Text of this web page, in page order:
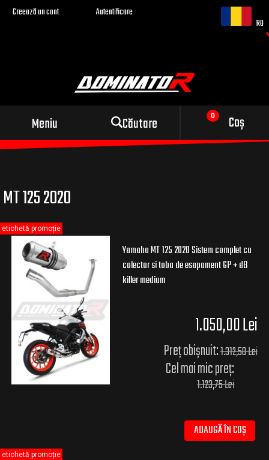
Creează un cont
Autentificare
RO
Meniu Căutare Coș
Evacuare sport pentru
motocicleta ta
MT 125 2020
Yamaha MT 125 2020 Sistem complet cu
colector si toba de esapament GP + dB
killer medium
1.050,00 Lei
Preț obișnuit:1.312,50 Lei
Cel mai mic preț:
1.123,75 Lei
ADAUGĂ ÎN COȘ
etichetă promoție
etichetă promoție